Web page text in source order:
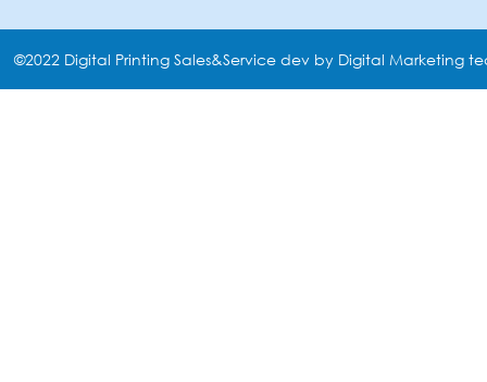
©2022 Digital Printing Sales&Service dev by Digital Marketing